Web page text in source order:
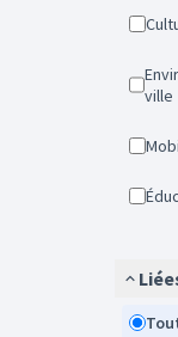
Environnement et Nature en
ville